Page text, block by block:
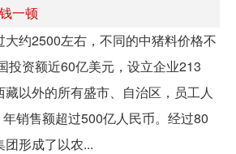
一顿
约2500左右，不同的中猪料价格不
投资额近60亿美元，设立企业213
以外的所有盛市、自治区，员工人
销售额超过500亿人民币。经过80
形成了以农...